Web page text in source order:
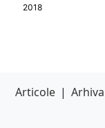
Articole |